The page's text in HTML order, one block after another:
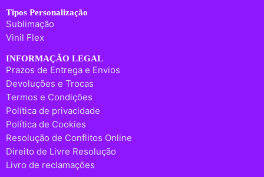
Tipos Personalização
Sublimação
Vinil Flex
INFORMAÇÃO LEGAL
Prazos de Entrega e Envios
Devoluções e Trocas
Termos e Condições
Política de privacidade
Política de Cookies
Resolução de Conflitos Online
Direito de Livre Resolução
Livro de reclamações